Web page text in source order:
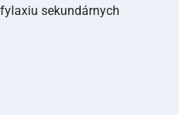
sekundárnych